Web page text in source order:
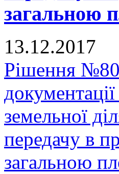
загальною
13.12.2017
Рішення
земельної
передачу в
загальною